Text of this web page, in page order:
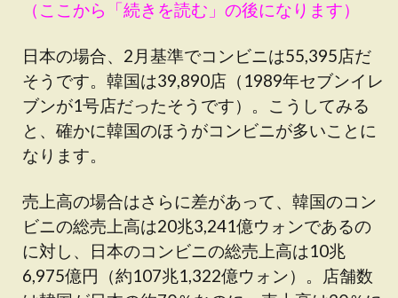
（ここから「続きを読む」の後になります）
日本の場合、2月基準でコンビニは55,395店だ
そうです。韓国は39,890店（1989年セブンイレ
ブンが1号店だったそうです）。こうしてみる
と、確かに韓国のほうがコンビニが多いことに
なります。
売上高の場合はさらに差があって、韓国のコン
ビニの総売上高は20兆3,241億ウォンであるの
に対し、日本のコンビニの総売上高は10兆
6,975億円（約107兆1,322億ウォン）。店舗数